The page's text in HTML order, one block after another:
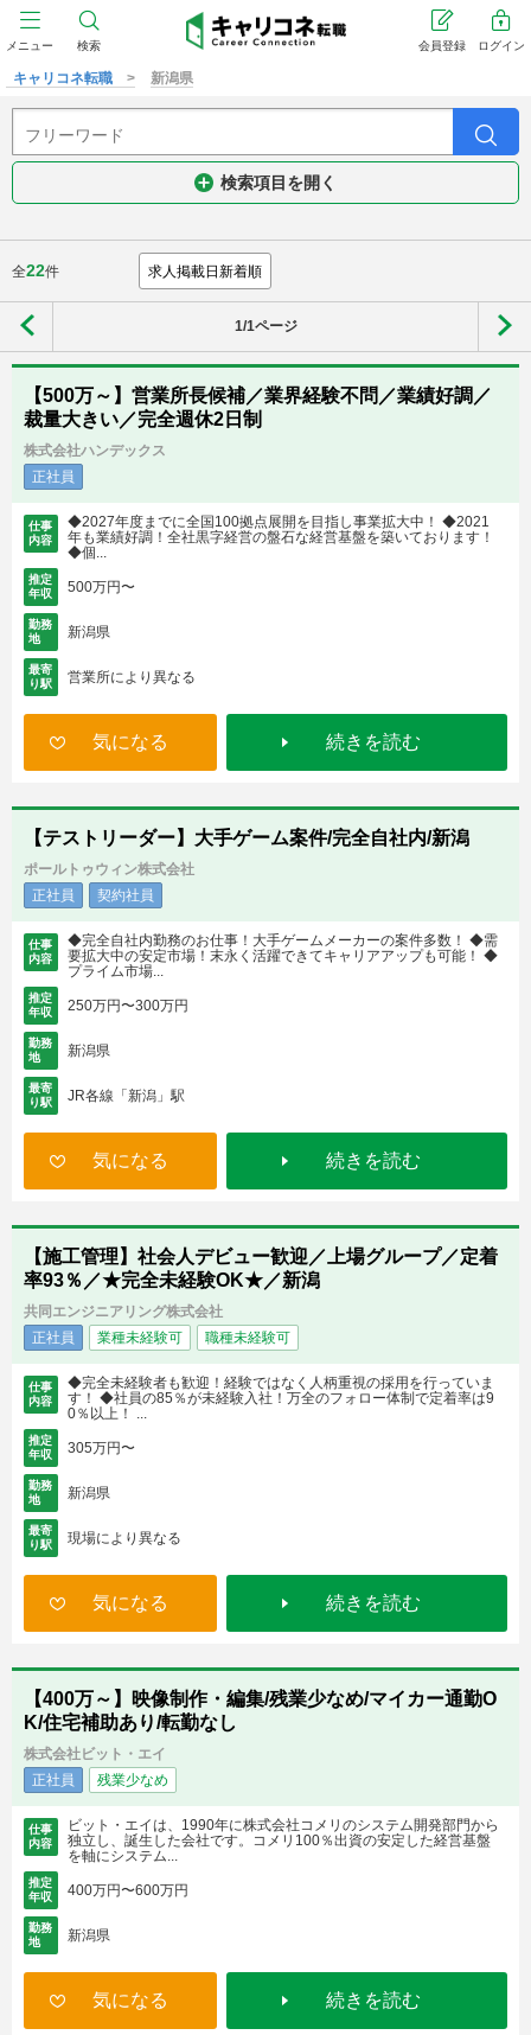
メニュー 検索 ログイン
会員登録
キャリコネ転職 新潟県
検索項目を開く
全22件
1/1ページ
【500万～】営業所長候補／業界経験不問／業績好調／
裁量大きい／完全週休2日制
株式会社ハンデックス
正社員
仕事
内容
◆2027年度までに全国100拠点展開を目指し事業拡大中！ ◆2021
年も業績好調！全社黒字経営の盤石な経営基盤を築いております！
◆個...
推定
年収
500万円〜
勤務
地
新潟県
最寄
り駅
営業所により異なる
気になる 続きを読む
【テストリーダー】大手ゲーム案件/完全自社内/新潟
ポールトゥウィン株式会社
正社員
契約社員
仕事
内容
◆完全自社内勤務のお仕事！大手ゲームメーカーの案件多数！ ◆需
要拡大中の安定市場！末永く活躍できてキャリアアップも可能！ ◆
プライム市場...
推定
年収
250万円〜300万円
勤務
地
新潟県
最寄
り駅
JR各線「新潟」駅
気になる 続きを読む
【施工管理】社会人デビュー歓迎／上場グループ／定着
率93％／★完全未経験OK★／新潟
共同エンジニアリング株式会社
正社員
業種未経験可 職種未経験可
仕事
内容
◆完全未経験者も歓迎！経験ではなく人柄重視の採用を行っていま
す！ ◆社員の85％が未経験入社！万全のフォロー体制で定着率は9
0％以上！ ...
推定
年収
305万円〜
勤務
地
新潟県
最寄
り駅
現場により異なる
気になる 続きを読む
【400万～】映像制作・編集/残業少なめ/マイカー通勤O
K/住宅補助あり/転勤なし
株式会社ビット・エイ
正社員
残業少なめ
仕事
内容
ビット・エイは、1990年に株式会社コメリのシステム開発部門から
独立し、誕生した会社です。コメリ100％出資の安定した経営基盤
を軸にシステム...
推定
年収
400万円〜600万円
勤務
地
新潟県
気になる 続きを読む